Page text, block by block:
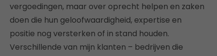
vergoedingen, maar over oprecht helpen en zaken
doen die hun geloofwaardigheid, expertise en
positie nog versterken of in stand houden.
Verschillende van mijn klanten – bedrijven die